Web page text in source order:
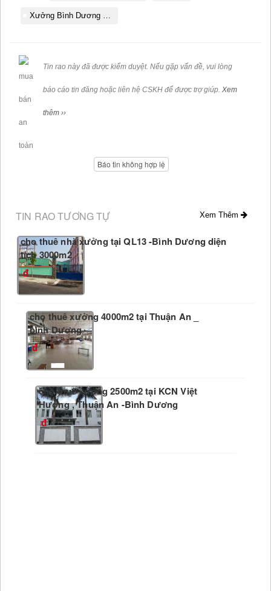
Xưởng Bình Dương cho thuê
Tin rao này đã được kiểm duyệt. Nếu gặp vấn đề, vui lòng
báo cáo tin đăng hoặc liên hệ CSKH để được trợ giúp. Xem
thêm ››
Báo tin không hợp lệ
TIN RAO TƯƠNG TỰ Xem Thêm
cho thuê nhà xưởng tại QL13 -Bình Dương diện
tích 3000m2
cho thuê xưởng 4000m2 tại Thuận An _
bình Dương
cho thuê xưởng 2500m2 tại KCN Việt
Hương , Thuận An -Bình Dương